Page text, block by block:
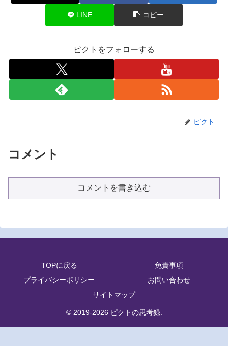
LINE コピー
ピクトをフォローする
ピクト
コメント
コメントを書き込む
TOPに戻る
免責事項
プライバシーポリシー
お問い合わせ
サイトマップ
© 2019-2026 ピクトの思考録.